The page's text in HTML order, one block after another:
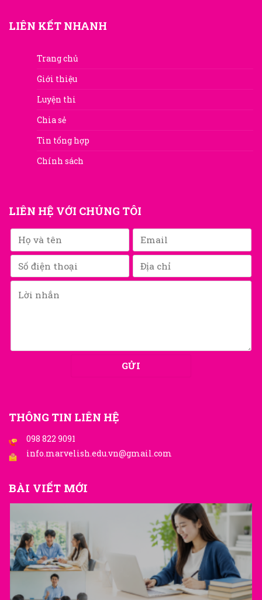
LIÊN KẾT NHANH
Trang chủ
Giới thiệu
Luyện thi
Chia sẻ
Tin tổng hợp
Chính sách
LIÊN HỆ VỚI CHÚNG TÔI
THÔNG TIN LIÊN HỆ
098 822 9091
info.marvelish.edu.vn@gmail.com
BÀI VIẾT MỚI